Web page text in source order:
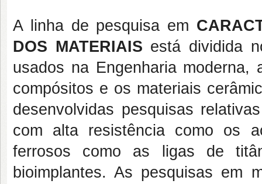
A linha de pesquisa em
DOS MATERIAIS está dividida
usados na Engenharia
compósitos e os materiais
desenvolvidas pesquisas
com alta resistência como os
ferrosos como as ligas de
bioimplantes. As pesquisas em